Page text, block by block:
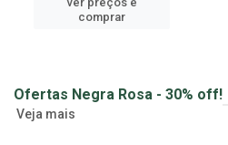
comprar
Ofertas Negra Rosa - 30% off!
Veja mais